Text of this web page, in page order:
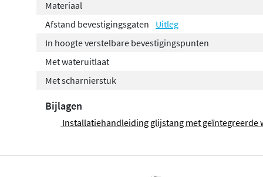
Materiaal
Afstand bevestigingsgaten
Uitleg
In hoogte verstelbare bevestigingspunten
Met wateruitlaat
Met scharnierstuk
Bijlagen
Installatiehandleiding glijstang met geïntegreerde